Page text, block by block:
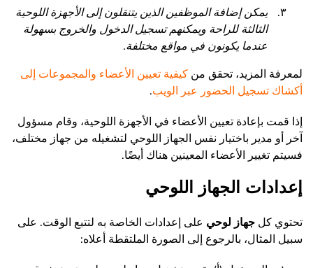
يمكن إضافة الموظفين الذين يتنقلون إلى الأجهزة اللوحية
الثالثة للراحة ويمكنهم تسجيل الدخول والخروج بسهولة
عندما يكونون في مواقع مختلفة.
لمعرفة المزيد، تحقق من كيفية تعيين الأعضاء والمجموعات إلى
أكشاك تسجيل الحضور عبر الويب.
إذا قمت بإعادة تعيين الأعضاء في الأجهزة اللوحية، وقام مسؤول
آخر أو مدير باختيار نفس الجهاز اللوحي لتشغيله من جهاز مختلف،
فسيتم تغيير الأعضاء المعينين هناك أيضًا.
إعدادات الجهاز اللوحي
تحتوي كل جهاز لوحي على إعدادات الخاصة به لتتبع الوقت. على
سبيل المثال، بالرجوع إلى الصورة الملتقطة أعلاه: